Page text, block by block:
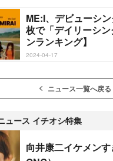
ME:I、デビューシ
枚で「デイリーシ
ンランキング】
2024-04-17
ニュース一覧へ戻る
ュース イチオシ特集
向井康二イケメン